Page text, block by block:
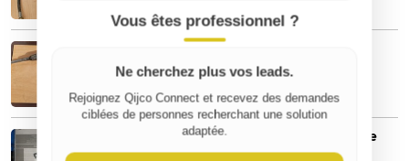
Marteau Piqueur Pneumatique
70 €
Pince à sertir hydraulique manuelle Cembre
HT 45-E
Vous êtes professionnel ?
Ne cherchez plus vos leads.
Rejoignez Qijco Connect et recevez des demandes
ciblées de personnes recherchant une solution
adaptée.